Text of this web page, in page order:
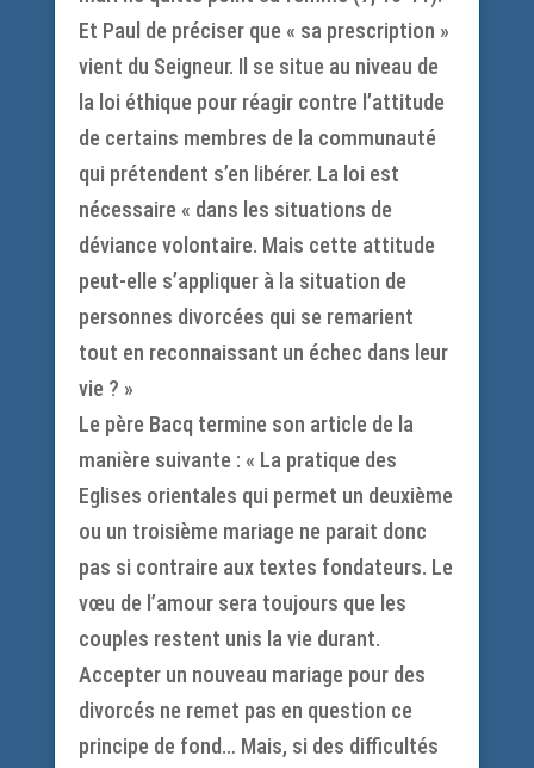
Et Paul de préciser que « sa prescription »
vient du Seigneur. Il se situe au niveau de
la loi éthique pour réagir contre l’attitude
de certains membres de la communauté
qui prétendent s’en libérer. La loi est
nécessaire « dans les situations de
déviance volontaire. Mais cette attitude
peut-elle s’appliquer à la situation de
personnes divorcées qui se remarient
tout en reconnaissant un échec dans leur
vie ? »
Le père Bacq termine son article de la
manière suivante : « La pratique des
Eglises orientales qui permet un deuxième
ou un troisième mariage ne parait donc
pas si contraire aux textes fondateurs. Le
vœu de l’amour sera toujours que les
couples restent unis la vie durant.
Accepter un nouveau mariage pour des
divorcés ne remet pas en question ce
principe de fond… Mais, si des difficultés